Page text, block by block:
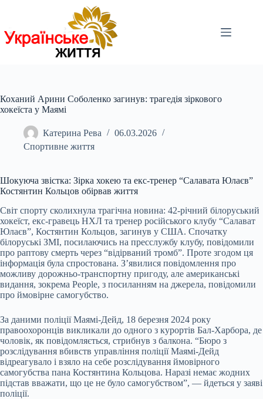
Коханий Арини Соболенко загинув: трагедія зіркового
хокеїста у Маямі
Катерина Рева
06.03.2026
Спортивне життя
Шокуюча звістка: Зірка хокею та екс-тренер “Салавата Юлаєв”
Костянтин Кольцов обірвав життя
Світ спорту сколихнула трагічна новина: 42-річний білоруський
хокеїст, екс-гравець НХЛ та тренер російського клубу “Салават
Юлаєв”, Костянтин Кольцов, загинув у США. Спочатку
білоруські ЗМІ, посилаючись на пресслужбу клубу, повідомили
про раптову смерть через “відірваний тромб”. Проте згодом ця
інформація була спростована. З’явилися повідомлення про
можливу дорожньо-транспортну пригоду, але американські
видання, зокрема People, з посиланням на джерела, повідомили
про ймовірне самогубство.
За даними поліції Маямі-Дейд, 18 березня 2024 року
правоохоронців викликали до одного з курортів Бал-Харбора, де
чоловік, як повідомляється, стрибнув з балкона. “Бюро з
розслідування вбивств управління поліції Маямі-Дейд
відреагувало і взяло на себе розслідування ймовірного
самогубства пана Костянтина Кольцова. Наразі немає жодних
підстав вважати, що це не було самогубством”, — йдеться у заяві
поліції.